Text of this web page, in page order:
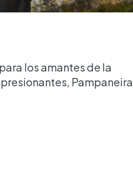
los amantes de la
Pampaneira